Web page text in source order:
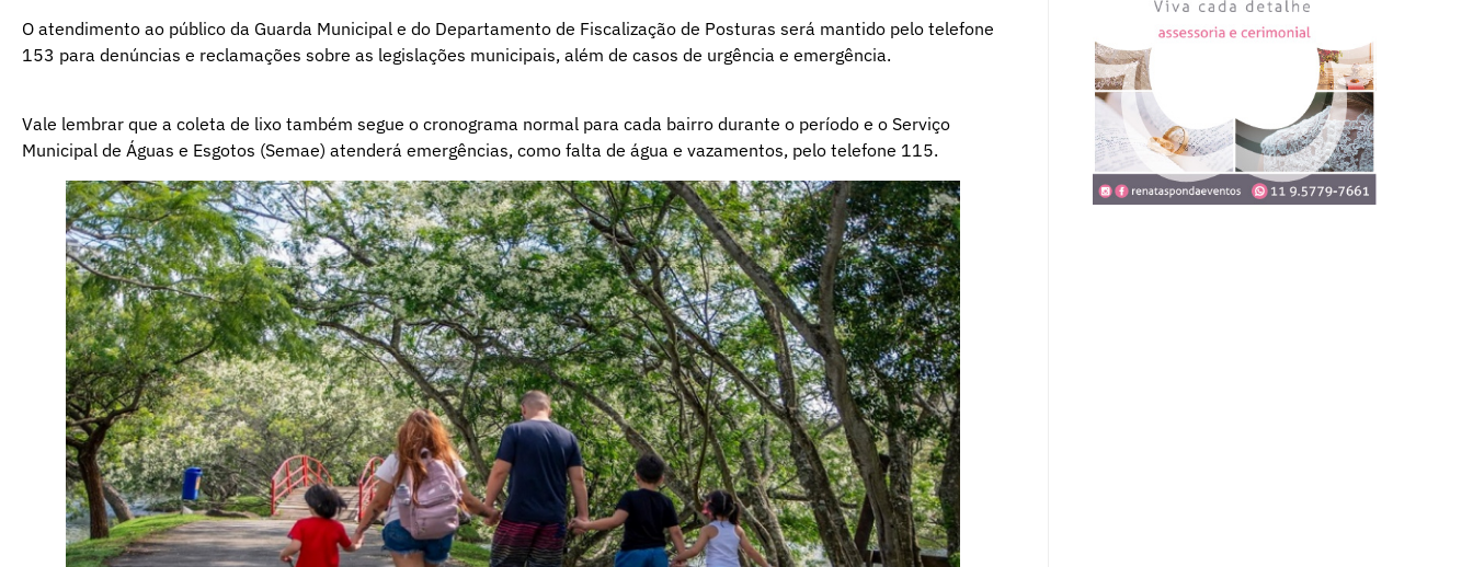
O atendimento ao público da Guarda Municipal e do Departamento de Fiscalização de Posturas será mantido pelo telefone
153 para denúncias e reclamações sobre as legislações municipais, além de casos de urgência e emergência.
Vale lembrar que a coleta de lixo também segue o cronograma normal para cada bairro durante o período e o Serviço
Municipal de Águas e Esgotos (Semae) atenderá emergências, como falta de água e vazamentos, pelo telefone 115.